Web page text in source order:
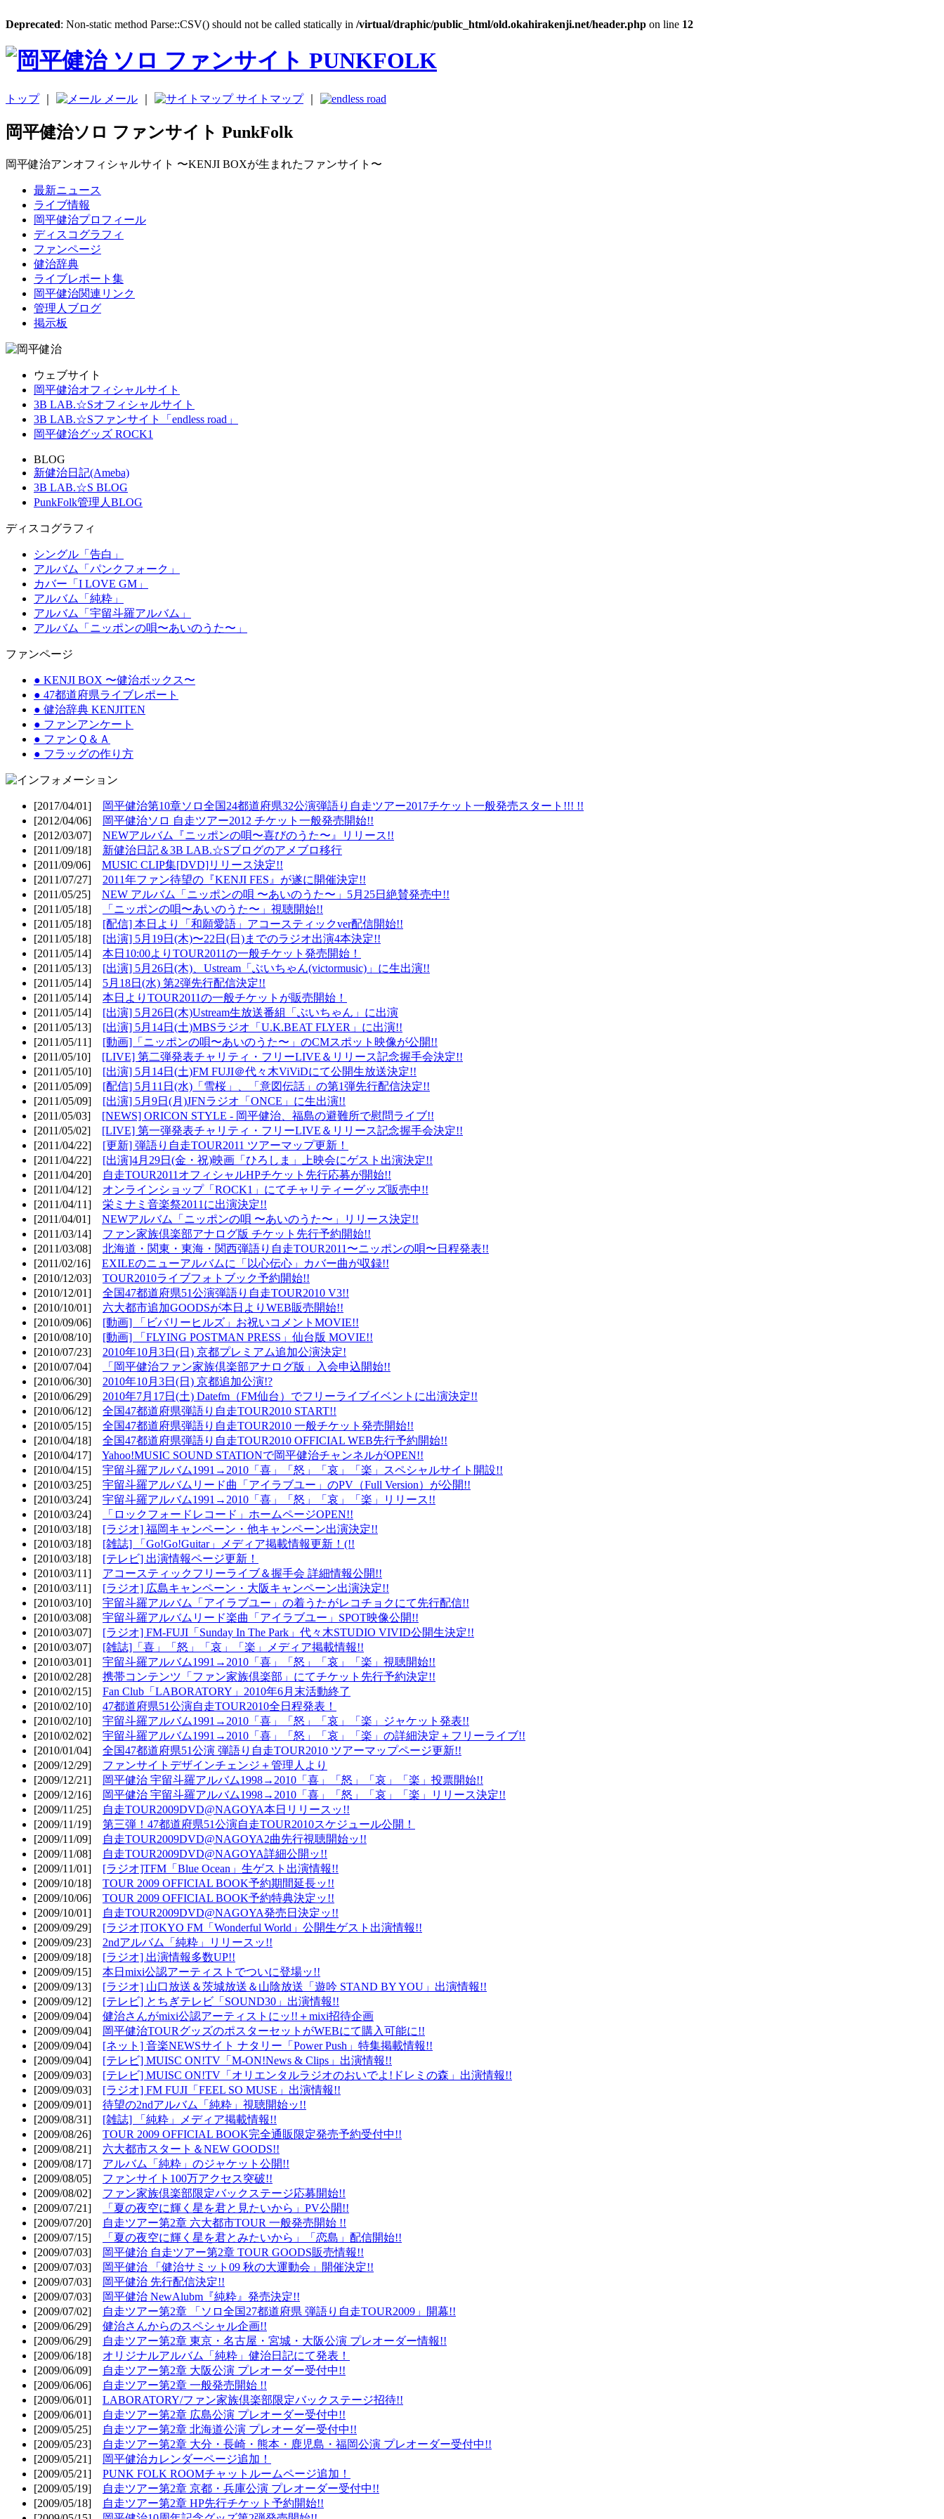
Deprecated: Non-static method Parse::CSV() should not be called statically in /virtual/draphic/public_html/old.okahirakenji.net/header.php on line 12
トップ｜ メール サイトマップ｜
岡平健治ソロ ファンサイト PunkFolk
岡平健治アンオフィシャルサイト 〜KENJI BOXが生まれたファンサイト〜
最新ニュース
ライブ情報
岡平健治プロフィール
ディスコグラフィ
ファンページ
健治辞典
ライブレポート集
岡平健治関連リンク
管理人ブログ
掲示板
ウェブサイト
岡平健治オフィシャルサイト
3B LAB.☆Sオフィシャルサイト
3B LAB.☆Sファンサイト「endless road」
岡平健治グッズ ROCK1
BLOG
新健治日記(Ameba)
3B LAB.☆S BLOG
PunkFolk管理人BLOG
ディスコグラフィ
シングル「告白」
アルバム「パンクフォーク」
カバー「I LOVE GM」
アルバム「純粋」
アルバム「宇留斗羅アルバム」
アルバム「ニッポンの唄〜あいのうた〜」
ファンページ
● KENJI BOX 〜健治ボックス〜
● 47都道府県ライブレポート
● 健治辞典 KENJITEN
● ファンアンケート
● ファンＱ＆Ａ
● フラッグの作り方
[2017/04/01]
岡平健治第10章ソロ全国24都道府県32公演弾語り自走ツアー2017チケット一般発売スタート!!! !!
[2012/04/06]
岡平健治ソロ 自走ツアー2012 チケット一般発売開始!!
[2012/03/07] NEWアルバム『ニッポンの唄〜喜びのうた〜』リリース!!
[2011/09/18] 新健治日記＆3B LAB.☆Sブログのアメブロ移行
[2011/09/06] MUSIC CLIP集[DVD]リリース決定!!
[2011/07/27] 2011年ファン待望の『KENJI FES』が遂に開催決定!!
[2011/05/25] NEW アルバム「ニッポンの唄 〜あいのうた〜」5月25日絶賛発売中!!
[2011/05/18]
「ニッポンの唄〜あいのうた〜」視聴開始!!
[2011/05/18] [配信] 本日より「和願愛語」アコースティックver配信開始!!
[2011/05/18] [出演] 5月19日(木)〜22日(日)までのラジオ出演4本決定!!
[2011/05/14] 本日10:00よりTOUR2011の一般チケット発売開始！
[2011/05/13] [出演] 5月26日(木)、Ustream「ぶいちゃん(victormusic)」に生出演!!
[2011/05/14] 5月18日(水) 第2弾先行配信決定!!
[2011/05/14] 本日よりTOUR2011の一般チケットが販売開始！
[2011/05/14] [出演] 5月26日(木)Ustream生放送番組「ぶいちゃん」に出演
[2011/05/13] [出演] 5月14日(土)MBSラジオ「U.K.BEAT FLYER」に出演!!
[2011/05/11] [動画]「ニッポンの唄〜あいのうた〜」のCMスポット映像が公開!!
[2011/05/10] [LIVE] 第二弾発表チャリティ・フリーLIVE＆リリース記念握手会決定!!
[2011/05/10] [出演] 5月14日(土)FM FUJI＠代々木ViViDにて公開生放送決定!!
[2011/05/09] [配信] 5月11日(水)「雪桜」、「意図伝話」の第1弾先行配信決定!!
[2011/05/09] [出演] 5月9日(月)JFNラジオ「ONCE」に生出演!!
[2011/05/03] [NEWS] ORICON STYLE - 岡平健治、福島の避難所で慰問ライブ!!
[2011/05/02] [LIVE] 第一弾発表チャリティ・フリーLIVE＆リリース記念握手会決定!!
[2011/04/22] [更新] 弾語り自走TOUR2011 ツアーマップ更新！
[2011/04/22] [出演]4月29日(金・祝)映画「ひろしま」上映会にゲスト出演決定!!
[2011/04/20]
自走TOUR2011オフィシャルHPチケット先行応募が開始!!
[2011/04/12] オンラインショップ「ROCK1」にてチャリティーグッズ販売中!!
[2011/04/11] 栄ミナミ音楽祭2011に出演決定!!
[2011/04/01] NEWアルバム「ニッポンの唄 〜あいのうた〜」リリース決定!!
[2011/03/14] ファン家族倶楽部アナログ版 チケット先行予約開始!!
[2011/03/08] 北海道・関東・東海・関西弾語り自走TOUR2011〜ニッポンの唄〜日程発表!!
[2011/02/16] EXILEのニューアルバムに「以心伝心」カバー曲が収録!!
[2010/12/03] TOUR2010ライブフォトブック予約開始!!
[2010/12/01] 全国47都道府県51公演弾語り自走TOUR2010 V3!!
[2010/10/01] 六大都市追加GOODSが本日よりWEB販売開始!!
[2010/09/06] [動画] 「ビバリーヒルズ」お祝いコメントMOVIE!!
[2010/08/10] [動画] 「FLYING POSTMAN PRESS」仙台版 MOVIE!!
[2010/07/23] 2010年10月3日(日) 京都プレミアム追加公演決定!
[2010/07/04]
「岡平健治ファン家族倶楽部アナログ版」入会申込開始!!
[2010/06/30] 2010年10月3日(日) 京都追加公演!?
[2010/06/29] 2010年7月17日(土) Datefm（FM仙台）でフリーライブイベントに出演決定!!
[2010/06/12] 全国47都道府県弾語り自走TOUR2010 START!!
[2010/05/15] 全国47都道府県弾語り自走TOUR2010 一般チケット発売開始!!
[2010/04/18] 全国47都道府県弾語り自走TOUR2010 OFFICIAL WEB先行予約開始!!
[2010/04/17] Yahoo!MUSIC SOUND STATIONで岡平健治チャンネルがOPEN!!
[2010/04/15] 宇留斗羅アルバム1991→2010「喜」「怒」「哀」「楽」スペシャルサイト開設!!
[2010/03/25] 宇留斗羅アルバムリード曲「アイラブユー」のPV（Full Version）が公開!!
[2010/03/24] 宇留斗羅アルバム1991→2010「喜」「怒」「哀」「楽」リリース!!
[2010/03/24]
「ロックフォードレコード」ホームページOPEN!!
[2010/03/18] [ラジオ] 福岡キャンペーン・他キャンペーン出演決定!!
[2010/03/18] [雑誌] 「Go!Go!Guitar」メディア掲載情報更新！(!!
[2010/03/18] [テレビ] 出演情報ページ更新！
[2010/03/11] アコースティックフリーライブ＆握手会 詳細情報公開!!
[2010/03/11] [ラジオ] 広島キャンペーン・大阪キャンペーン出演決定!!
[2010/03/10] 宇留斗羅アルバム「アイラブユー」の着うたがレコチョクにて先行配信!!
[2010/03/08] 宇留斗羅アルバムリード楽曲「アイラブユー」SPOT映像公開!!
[2010/03/07] [ラジオ] FM-FUJI「Sunday In The Park」代々木STUDIO VIVID公開生決定!!
[2010/03/07] [雑誌]「喜」「怒」「哀」「楽」メディア掲載情報!!
[2010/03/01] 宇留斗羅アルバム1991→2010「喜」「怒」「哀」「楽」視聴開始!!
[2010/02/28] 携帯コンテンツ「ファン家族倶楽部」にてチケット先行予約決定!!
[2010/02/15] Fan Club「LABORATORY」2010年6月末活動終了
[2010/02/10] 47都道府県51公演自走TOUR2010全日程発表！
[2010/02/10] 宇留斗羅アルバム1991→2010「喜」「怒」「哀」「楽」ジャケット発表!!
[2010/02/02] 宇留斗羅アルバム1991→2010「喜」「怒」「哀」「楽」の詳細決定＋フリーライブ!!
[2010/01/04] 全国47都道府県51公演 弾語り自走TOUR2010 ツアーマップページ更新!!
[2009/12/29] ファンサイトデザインチェンジ＋管理人より
[2009/12/21]
岡平健治 宇留斗羅アルバム1998→2010「喜」「怒」「哀」「楽」投票開始!!
[2009/12/16]
岡平健治 宇留斗羅アルバム1998→2010「喜」「怒」「哀」「楽」リリース決定!!
[2009/11/25]
自走TOUR2009DVD@NAGOYA本日リリースッ!!
[2009/11/19] 第三弾！47都道府県51公演自走TOUR2010スケジュール公開！
[2009/11/09]
自走TOUR2009DVD@NAGOYA2曲先行視聴開始ッ!!
[2009/11/08]
自走TOUR2009DVD@NAGOYA詳細公開ッ!!
[2009/11/01] [ラジオ]TFM「Blue Ocean」生ゲスト出演情報!!
[2009/10/18] TOUR 2009 OFFICIAL BOOK予約期間延長ッ!!
[2009/10/06] TOUR 2009 OFFICIAL BOOK予約特典決定ッ!!
[2009/10/01]
自走TOUR2009DVD@NAGOYA発売日決定ッ!!
[2009/09/29] [ラジオ]TOKYO FM「Wonderful World」公開生ゲスト出演情報!!
[2009/09/23] 2ndアルバム「純粋」リリースッ!!
[2009/09/18] [ラジオ] 出演情報多数UP!!
[2009/09/15] 本日mixi公認アーティストでついに登場ッ!!
[2009/09/13] [ラジオ] 山口放送＆茨城放送＆山陰放送「遊吟 STAND BY YOU」出演情報!!
[2009/09/12] [テレビ] とちぎテレビ「SOUND30」出演情報!!
[2009/09/04] 健治さんがmixi公認アーティストにッ!!＋mixi招待企画
[2009/09/04]
岡平健治TOURグッズのポスターセットがWEBにて購入可能に!!
[2009/09/04] [ネット] 音楽NEWSサイト ナタリー「Power Push」特集掲載情報!!
[2009/09/04] [テレビ] MUISC ON!TV「M-ON!News & Clips」出演情報!!
[2009/09/03] [テレビ] MUISC ON!TV「オリエンタルラジオのおいでよ!ドレミの森」出演情報!!
[2009/09/03] [ラジオ] FM FUJI「FEEL SO MUSE」出演情報!!
[2009/09/01] 待望の2ndアルバム「純粋」視聴開始ッ!!
[2009/08/31] [雑誌] 「純粋」メディア掲載情報!!
[2009/08/26] TOUR 2009 OFFICIAL BOOK完全通販限定発売予約受付中!!
[2009/08/21] 六大都市スタート＆NEW GOODS!!
[2009/08/17] アルバム「純粋」のジャケット公開!!
[2009/08/05] ファンサイト100万アクセス突破!!
[2009/08/02] ファン家族倶楽部限定バックステージ応募開始!!
[2009/07/21]
「夏の夜空に輝く星を君と見たいから」PV公開!!
[2009/07/20]
自走ツアー第2章 六大都市TOUR 一般発売開始 !!
[2009/07/15]
「夏の夜空に輝く星を君とみたいから」「恋島」配信開始!!
[2009/07/03]
岡平健治 自走ツアー第2章 TOUR GOODS販売情報!!
[2009/07/03]
岡平健治 「健治サミット09 秋の大運動会」開催決定!!
[2009/07/03]
岡平健治 先行配信決定!!
[2009/07/03]
岡平健治 NewAlubm『純粋』発売決定!!
[2009/07/02]
自走ツアー第2章 「ソロ全国27都道府県 弾語り自走TOUR2009」開幕!!
[2009/06/29] 健治さんからのスペシャル企画!!
[2009/06/29]
自走ツアー第2章 東京・名古屋・宮城・大阪公演 プレオーダー情報!!
[2009/06/18] オリジナルアルバム「純粋」健治日記にて発表！
[2009/06/09]
自走ツアー第2章 大阪公演 プレオーダー受付中!!
[2009/06/06]
自走ツアー第2章 一般発売開始 !!
[2009/06/01] LABORATORY/ファン家族倶楽部限定バックステージ招待!!
[2009/06/01]
自走ツアー第2章 広島公演 プレオーダー受付中!!
[2009/05/25]
自走ツアー第2章 北海道公演 プレオーダー受付中!!
[2009/05/23]
自走ツアー第2章 大分・長崎・熊本・鹿児島・福岡公演 プレオーダー受付中!!
[2009/05/21]
岡平健治カレンダーページ追加！
[2009/05/21] PUNK FOLK ROOMチャットルームページ追加！
[2009/05/19]
自走ツアー第2章 京都・兵庫公演 プレオーダー受付中!!
[2009/05/18]
自走ツアー第2章 HP先行チケット予約開始!!